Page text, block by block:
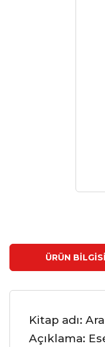
ÜRÜN BILGISI
Kitap adı:
Açıklama: